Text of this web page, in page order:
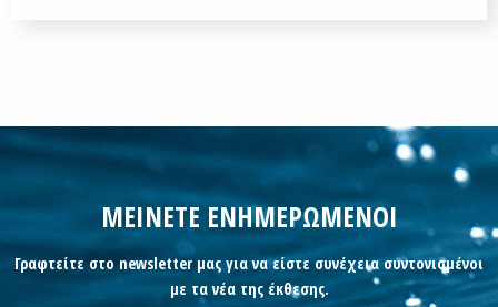
ΜΕΙΝΕΤΕ ΕΝΗΜΕΡΩΜΕΝΟΙ
Γραφτείτε στο newsletter μας για να είστε συνέχεια συντονισμένοι
με τα νέα της έκθεσης.